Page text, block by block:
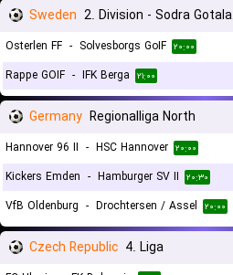
Sweden 2. Division - Sodra Gotaland
Osterlen FF - Solvesborgs GoIF ۲۰:۰۰
Rappe GOIF - IFK Berga ۲۱:۰۰
Germany Regionalliga North
Hannover 96 II - HSC Hannover ۲۰:۰۰
Kickers Emden - Hamburger SV II ۲۰:۳۰
VfB Oldenburg - Drochtersen / Assel ۲۰:۰۰
Czech Republic 4. Liga